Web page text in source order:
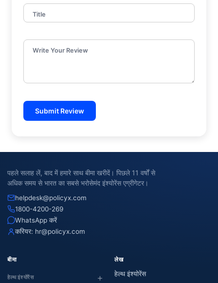
Title
Write Your Review
Submit Review
पहले सलाह लें, बाद में हमारे साथ बीमा खरीदें। पिछले 11 वर्षों से
अधिक समय से भारत का सबसे भरोसेमंद इंश्योरेंस एग्रीगेटर।
helpdesk@policyx.com
1800-4200-269
WhatsApp करें
करियर: hr@policyx.com
बीमा
हेल्थ इंश्योरेंस
लेख
हेल्थ इंश्योरेंस